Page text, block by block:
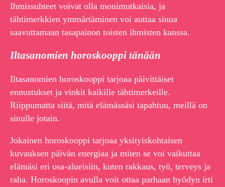
Ihmissuhteet voivat olla monimutkaisia, ja
tähtimerkkien ymmärtäminen voi auttaa sinua
saavuttamaan tasapainon toisten ihmisten kanssa.
Iltasanomien horoskooppi tänään
Iltasanomien horoskooppi tarjoaa päivittäiset
ennustukset ja vinkit kaikille tähtimerkeille.
Riippumatta siitä, mitä elämässäsi tapahtuu, meillä on
sinulle jotain.
Jokainen horoskooppi tarjoaa yksityiskohtaisen
kuvauksen päivän energiaa ja miten se voi vaikuttaa
elämäsi eri osa-alueisiin, kuten rakkaus, työ, terveys ja
raha. Horoskoopin avulla voit ottaa parhaan hyödyn irti